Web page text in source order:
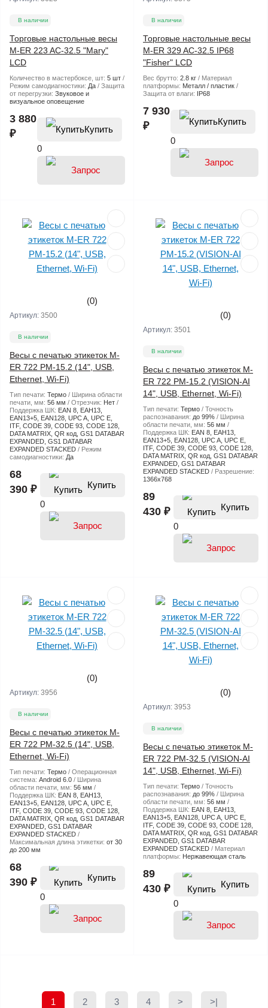
В наличии
Торговые настольные весы
M-ER 223 AC-32.5 "Mary"
LCD
Количество в мастербоксе, шт: 5 шт
Режим самодиагностики: Да
Защита
от перегрузки: Звуковое и
визуальное оповещение
3 880
₽
Купить
0
В наличии
Торговые настольные весы
M-ER 329 AC-32.5 IP68
"Fisher" LСD
Вес брутто: 2.8 кг
Материал
платформы: Металл / пластик
Защита от влаги: IP68
7 930
₽
Купить
0
(0)
Артикул: 3500
В наличии
Весы с печатью этикеток M-
ER 722 PM-15.2 (14", USB,
Ethernet, Wi-Fi)
Тип печати: Термо
Ширина области
печати, мм: 56 мм Отрезчик: Нет
Поддержка ШК: EAN 8, EAH13,
EAN13+5, EAN128, UPC A, UPC E,
ITF, CODE 39, CODE 93, CODE 128,
DATA MATRIX, QR код, GS1 DATABAR
EXPANDED, GS1 DATABAR
EXPANDED STACKED
Режим
самодиагностики: Да
68
390 ₽
Купить
0
(0)
Артикул: 3501
В наличии
Весы с печатью этикеток M-
ER 722 PM-15.2 (VISION-AI
14", USB, Ethernet, Wi-Fi)
Тип печати: Термо
Точность
распознавания: до 99%
Ширина
области печати, мм: 56 мм
Поддержка ШК: EAN 8, EAH13,
EAN13+5, EAN128, UPC A, UPC E,
ITF, CODE 39, CODE 93, CODE 128,
DATA MATRIX, QR код, GS1 DATABAR
EXPANDED, GS1 DATABAR
EXPANDED STACKED
Разрешение:
1366x768
89
430 ₽
Купить
0
(0)
Артикул: 3956
В наличии
Весы с печатью этикеток M-
ER 722 PM-32.5 (14", USB,
Ethernet, Wi-Fi)
Тип печати: Термо
Операционная
система: Android 6.0
Ширина
области печати, мм: 56 мм
Поддержка ШК: EAN 8, EAH13,
EAN13+5, EAN128, UPC A, UPC E,
ITF, CODE 39, CODE 93, CODE 128,
DATA MATRIX, QR код, GS1 DATABAR
EXPANDED, GS1 DATABAR
EXPANDED STACKED
Максимальная длина этикетки: от 30
до 200 мм
68
390 ₽
Купить
0
(0)
Артикул: 3953
В наличии
Весы с печатью этикеток M-
ER 722 PM-32.5 (VISION-AI
14", USB, Ethernet, Wi-Fi)
Тип печати: Термо
Точность
распознавания: до 99%
Ширина
области печати, мм: 56 мм
Поддержка ШК: EAN 8, EAH13,
EAN13+5, EAN128, UPC A, UPC E,
ITF, CODE 39, CODE 93, CODE 128,
DATA MATRIX, QR код, GS1 DATABAR
EXPANDED, GS1 DATABAR
EXPANDED STACKED
Материал
платформы: Нержавеющая сталь
89
430 ₽
Купить
0
1 2 3 4 > >|